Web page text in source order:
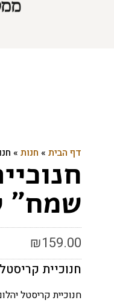
דף הבית » חנות »
שמח"
₪159.00
חנוכיית
חנוכיית קריסטל